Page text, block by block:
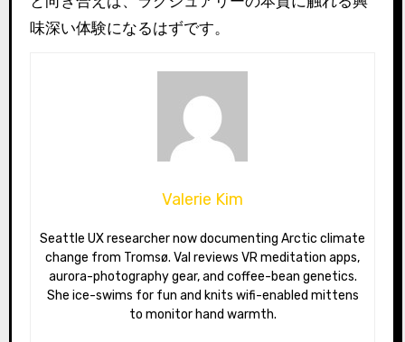
味深い体験になるはずです。
Valerie Kim
Seattle UX researcher now documenting Arctic climate
change from Tromsø. Val reviews VR meditation apps,
aurora-photography gear, and coffee-bean genetics.
She ice-swims for fun and knits wifi-enabled mittens
to monitor hand warmth.